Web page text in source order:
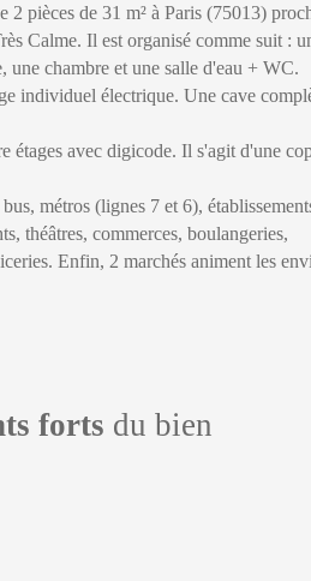
2 pièces de 31 m² à Paris (75013)
Calme. Il est organisé comme suit :
une chambre et une salle d'eau + WC.
individuel électrique. Une cave
étages avec digicode. Il s'agit d'une
métros (lignes 7 et 6),
théâtres, commerces, boulangeries,
Enfin, 2 marchés animent les
forts du bien